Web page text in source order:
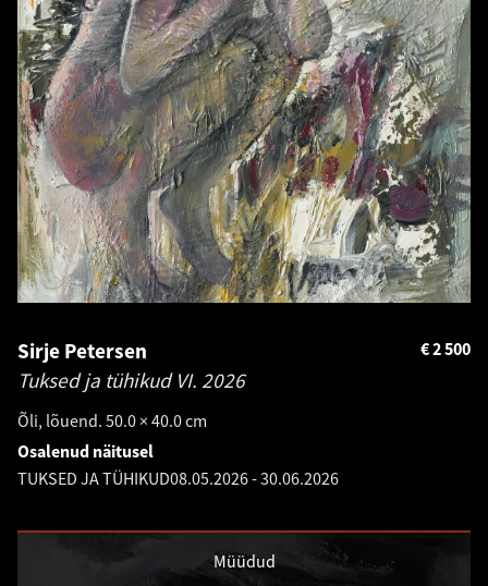
Sirje Petersen
Tuksed ja tühikud VI. 2026
Õli, lõuend. 50.0 × 40.0 cm
2 500
€
Osalenud näitusel
TUKSED JA TÜHIKUD08.05.2026-30.06.2026
Müüdud